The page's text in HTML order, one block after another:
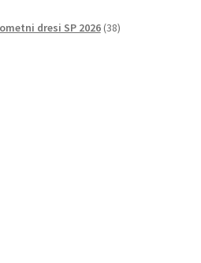
dresi SP 2026 38izdelkov